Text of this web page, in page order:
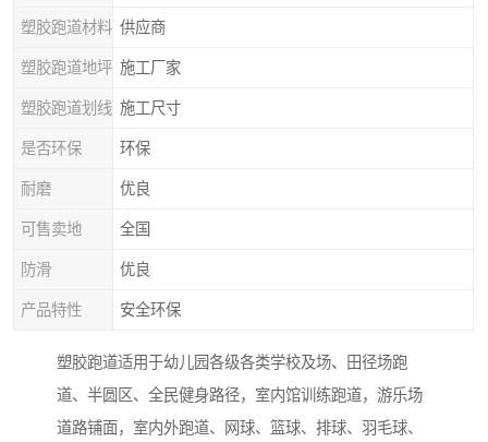
塑胶跑道材料 供应商
塑胶跑道地坪 施工厂家
塑胶跑道划线 施工尺寸
是否环保 环保
耐磨 优良
可售卖地 全国
防滑 优良
产品特性 安全环保
塑胶跑道适用于幼儿园各级各类学校及场、田径场跑
道、半圆区、全民健身路径，室内馆训练跑道，游乐场
道路铺面，室内外跑道、网球、篮球、排球、羽毛球、